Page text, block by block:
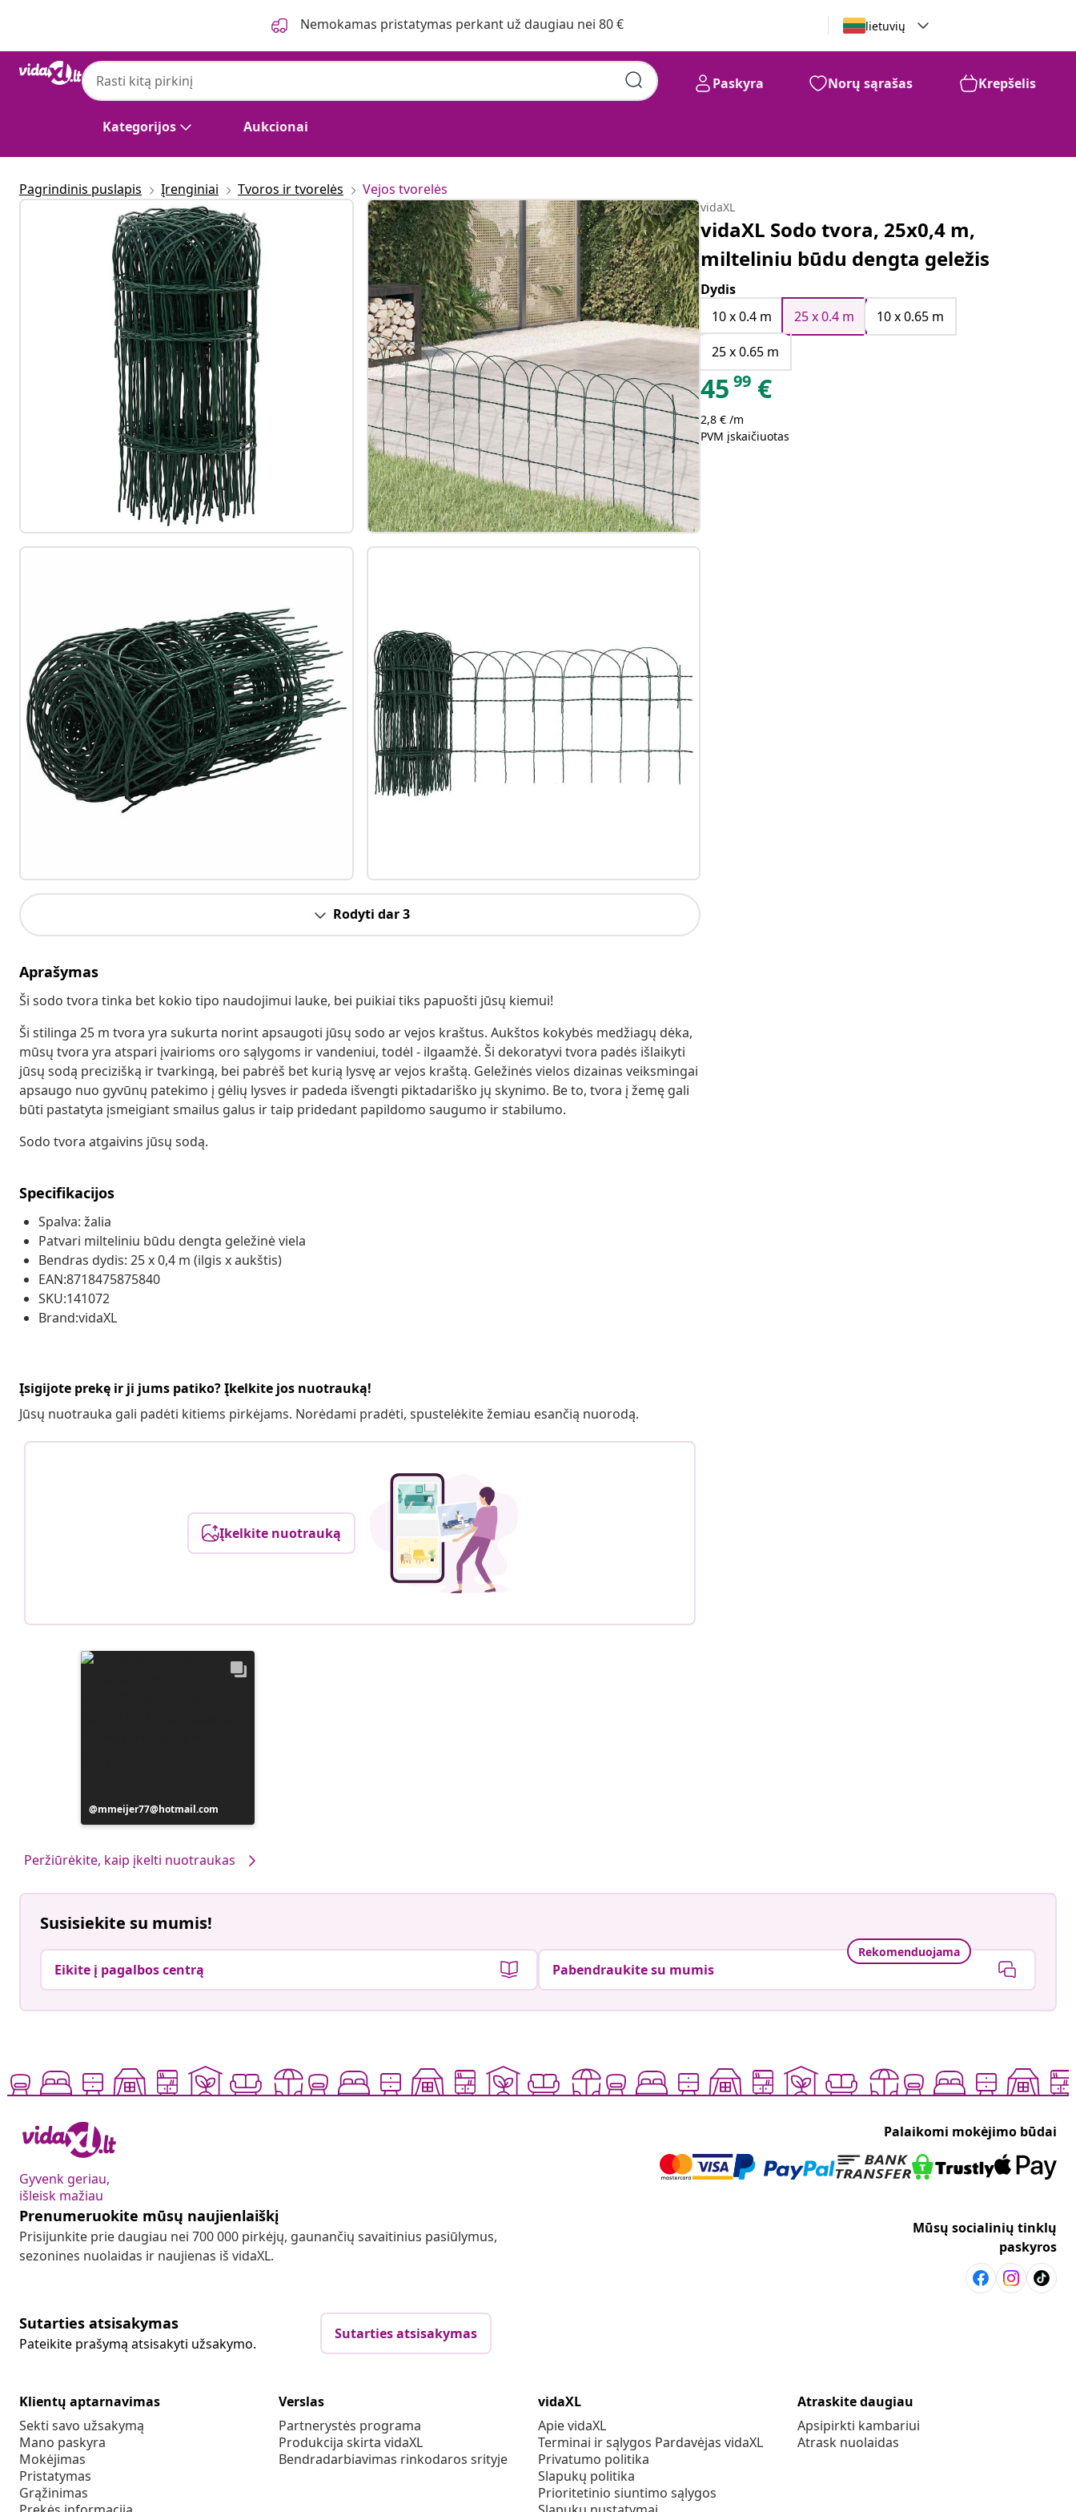
Nemokamas pristatymas perkant už daugiau nei 80 € lietuvių
Kategorijos Aukcionai
Paskyra Norų sąrašas Krepšelis
Pagrindinis puslapis Įrenginiai Tvoros ir tvorelės Vejos tvorelės
Rodyti dar 3
Aprašymas
Ši sodo tvora tinka bet kokio tipo naudojimui lauke, bei puikiai tiks papuošti jūsų kiemui!
Ši stilinga 25 m tvora yra sukurta norint apsaugoti jūsų sodo ar vejos kraštus. Aukštos kokybės medžiagų dėka,
mūsų tvora yra atspari įvairioms oro sąlygoms ir vandeniui, todėl - ilgaamžė. Ši dekoratyvi tvora padės išlaikyti
jūsų sodą precizišką ir tvarkingą, bei pabrėš bet kurią lysvę ar vejos kraštą. Geležinės vielos dizainas veiksmingai
apsaugo nuo gyvūnų patekimo į gėlių lysves ir padeda išvengti piktadariško jų skynimo. Be to, tvora į žemę gali
būti pastatyta įsmeigiant smailus galus ir taip pridedant papildomo saugumo ir stabilumo.
Sodo tvora atgaivins jūsų sodą.
Specifikacijos
Spalva: žalia
Patvari milteliniu būdu dengta geležinė viela
Bendras dydis: 25 x 0,4 m (ilgis x aukštis)
EAN:8718475875840
SKU:141072
Brand:vidaXL
Įsigijote prekę ir ji jums patiko? Įkelkite jos nuotrauką!
Jūsų nuotrauka gali padėti kitiems pirkėjams. Norėdami pradėti, spustelėkite žemiau esančią nuorodą.
Įkelkite nuotrauką
Įrašą
paskelbė
mmeijer77@hotmail.com
Peržiūrėkite, kaip įkelti nuotraukas
vidaXL
vidaXL Sodo tvora, 25x0,4 m,
milteliniu būdu dengta geležis
Dydis
10 x 0.4 m
25 x 0.4 m
10 x 0.65 m
25 x 0.65 m
45 99 €
2,8 € /m
PVM įskaičiuotas
Susisiekite su mumis!
Eikite į pagalbos centrą
Rekomenduojama
Pabendraukite su mumis
Gyvenk geriau,
išleisk mažiau
Palaikomi mokėjimo būdai
Prenumeruokite mūsų naujienlaiškį
Prisijunkite prie daugiau nei 700 000 pirkėjų, gaunančių savaitinius pasiūlymus,
sezonines nuolaidas ir naujienas iš vidaXL.
Mūsų socialinių tinklų
paskyros
Sutarties atsisakymas
Pateikite prašymą atsisakyti užsakymo.
Sutarties atsisakymas
Klientų aptarnavimas
Sekti savo užsakymą
Mano paskyra
Mokėjimas
Pristatymas
Grąžinimas
Verslas
Partnerystės programa
Produkcija skirta vidaXL
Bendradarbiavimas rinkodaros srityje
vidaXL
Apie vidaXL
Terminai ir sąlygos Pardavėjas vidaXL
Privatumo politika
Slapukų politika
Prioritetinio siuntimo sąlygos
Atraskite daugiau
Apsipirkti kambariui
Atrask nuolaidas